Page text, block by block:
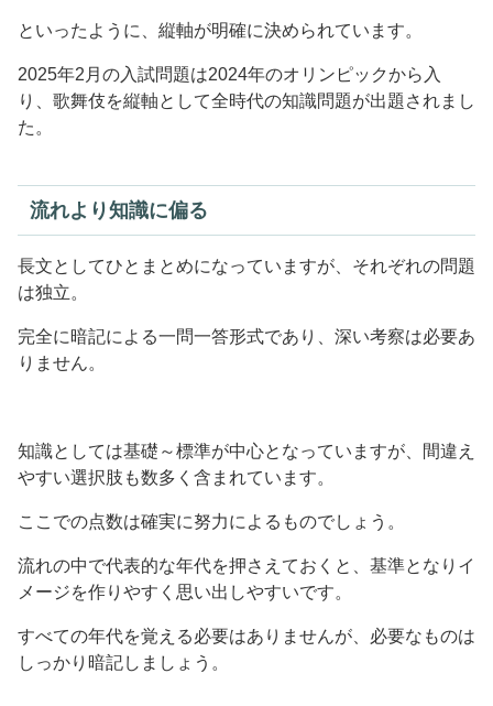
といったように、縦軸が明確に決められています。
2025年2月の入試問題は2024年のオリンピックから入
り、歌舞伎を縦軸として全時代の知識問題が出題されまし
た。
流れより知識に偏る
長文としてひとまとめになっていますが、それぞれの問題
は独立。
完全に暗記による一問一答形式であり、深い考察は必要あ
りません。
知識としては基礎～標準が中心となっていますが、間違え
やすい選択肢も数多く含まれています。
ここでの点数は確実に努力によるものでしょう。
流れの中で代表的な年代を押さえておくと、基準となりイ
メージを作りやすく思い出しやすいです。
すべての年代を覚える必要はありませんが、必要なものは
しっかり暗記しましょう。